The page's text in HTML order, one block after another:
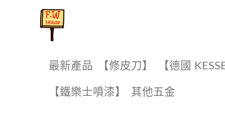
最新產品 【修皮刀】 【德國
【鐵樂士噴漆】 其他五金